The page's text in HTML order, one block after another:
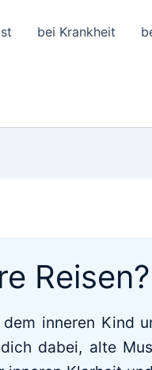
bei Krankheit
Reisen?
inneren Kind
dabei, alte